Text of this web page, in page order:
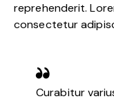
reprehenderit.
consectetur
Curabitur